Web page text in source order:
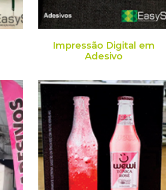
Impressão Digital em
Adesivo